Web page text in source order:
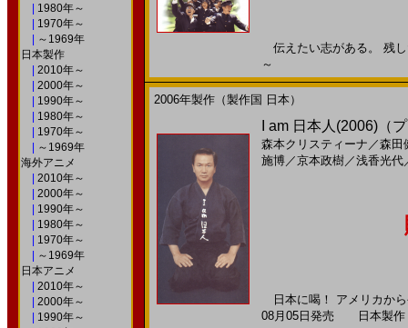
1980年～
1970年～
～1969年
日本製作
2010年～
2000年～
1990年～
1980年～
1970年～
～1969年
海外アニメ
2010年～
2000年～
1990年～
1980年～
1970年～
～1969年
日本アニメ
2010年～
2000年～
1990年～
伝えたい志がある。 残
～
2006年製作（製作国 日本）
I am 日本人(2006)（
森本クリスティーナ ／森田
施博／京本政樹／浅香光代
日本に喝！ アメリカから
08月05日発売 日本製作